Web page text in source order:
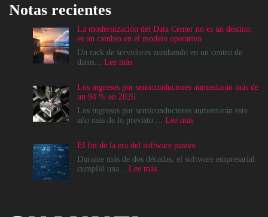
Notas recientes
La modernización del Data Center no es un destino,
es un cambio en el modelo operativo
Un rack de servidores zumbando en un centro de
datos... Lee más:
del
Data
Center
no
destino,
es
un
operativo
Los ingresos por semiconductores aumentarán más de
un 94 % en 2026
Los ingresos por semiconductores aumentarán este
año más de lo previsto.... Lee más:
por
semiconductores
El fin de la era del software pasivo
Durante más de dos décadas, el software empresarial
cumplió una... Lee más: